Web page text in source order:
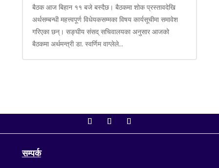
बैठक आज बिहान ११ बजे बस्दैछ। बैठकमा शोक प्रस्तावदेखि
अर्थसम्बन्धी महत्त्वपूर्ण विधेयकसम्मका विषय कार्यसूचीमा समावेश
गरिएका छन्। सङ्घीय संसद् सचिवालयका अनुसार आजको
बैठकमा अर्थमन्त्री डा. स्वर्णिम वाग्लेले...
सम्पर्क